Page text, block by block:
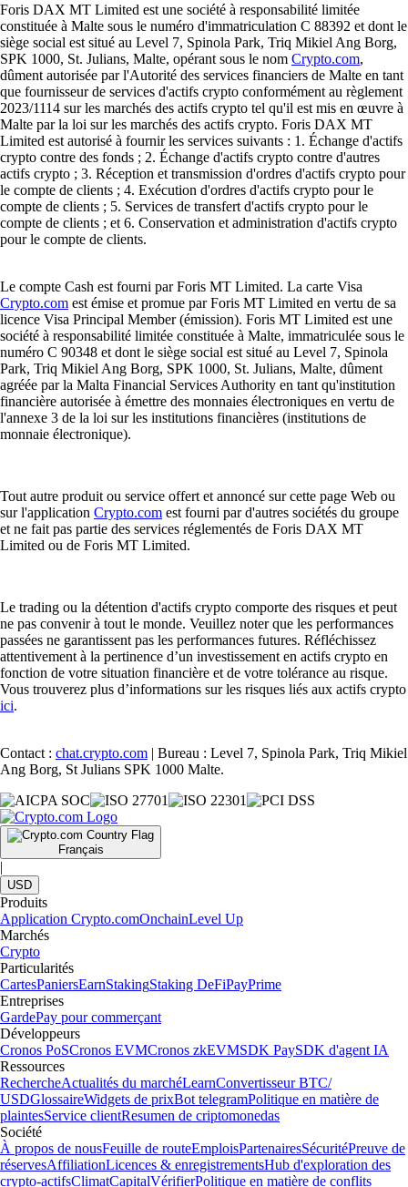
Foris DAX MT Limited est une société à responsabilité limitée
constituée à Malte sous le numéro d'immatriculation C 88392 et dont le
siège social est situé au Level 7, Spinola Park, Triq Mikiel Ang Borg,
SPK 1000, St. Julians, Malte, opérant sous le nom Crypto.com,
dûment autorisée par l'Autorité des services financiers de Malte en tant
que fournisseur de services d'actifs crypto conformément au règlement
2023/1114 sur les marchés des actifs crypto tel qu'il est mis en œuvre à
Malte par la loi sur les marchés des actifs crypto. Foris DAX MT
Limited est autorisé à fournir les services suivants : 1. Échange d'actifs
crypto contre des fonds ; 2. Échange d'actifs crypto contre d'autres
actifs crypto ; 3. Réception et transmission d'ordres d'actifs crypto pour
le compte de clients ; 4. Exécution d'ordres d'actifs crypto pour le
compte de clients ; 5. Services de transfert d'actifs crypto pour le
compte de clients ; et 6. Conservation et administration d'actifs crypto
pour le compte de clients.
Le compte Cash est fourni par Foris MT Limited. La carte Visa
Crypto.com est émise et promue par Foris MT Limited en vertu de sa
licence Visa Principal Member (émission). Foris MT Limited est une
société à responsabilité limitée constituée à Malte, immatriculée sous le
numéro C 90348 et dont le siège social est situé au Level 7, Spinola
Park, Triq Mikiel Ang Borg, SPK 1000, St. Julians, Malte, dûment
agréée par la Malta Financial Services Authority en tant qu'institution
financière autorisée à émettre des monnaies électroniques en vertu de
l'annexe 3 de la loi sur les institutions financières (institutions de
monnaie électronique).
Tout autre produit ou service offert et annoncé sur cette page Web ou
sur l'application Crypto.com est fourni par d'autres sociétés du groupe
et ne fait pas partie des services réglementés de Foris DAX MT
Limited ou de Foris MT Limited.
Le trading ou la détention d'actifs crypto comporte des risques et peut
ne pas convenir à tout le monde. Veuillez noter que les performances
passées ne garantissent pas les performances futures. Réfléchissez
attentivement à la pertinence d’un investissement en actifs crypto en
fonction de votre situation financière et de votre tolérance au risque.
Vous trouverez plus d’informations sur les risques liés aux actifs crypto
ici.
Contact : chat.crypto.com | Bureau : Level 7, Spinola Park, Triq Mikiel
Ang Borg, St Julians SPK 1000 Malte.
Français
|
USD
Produits
Application Crypto.comOnchainLevel Up
Marchés
Crypto
Particularités
CartesPaniersEarnStakingStaking DeFiPayPrime
Entreprises
GardePay pour commerçant
Développeurs
Cronos PoSCronos EVMCronos zkEVMSDK PaySDK d'agent IA
Ressources
RechercheActualités du marchéLearnConvertisseur BTC/
USDGlossaireWidgets de prixBot telegramPolitique en matière de
plaintesService clientResumen de criptomonedas
Société
À propos de nousFeuille de routeEmploisPartenairesSécuritéPreuve de
réservesAffiliationLicences & enregistrementsHub d'exploration des
crypto-actifsClimatCapitalVérifierPolitique en matière de conflits